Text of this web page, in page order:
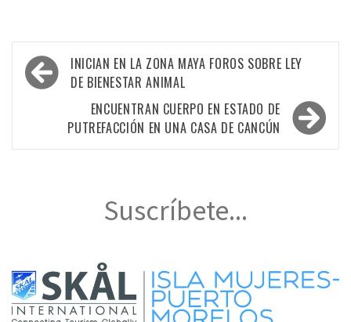
Navegación
de
entradas
INICIAN EN LA ZONA MAYA FOROS SOBRE LEY
DE BIENESTAR ANIMAL
ENCUENTRAN CUERPO EN ESTADO DE
PUTREFACCIÓN EN UNA CASA DE CANCÚN
Suscríbete...